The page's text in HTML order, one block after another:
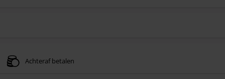
Achteraf betalen